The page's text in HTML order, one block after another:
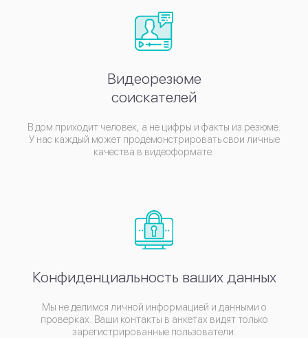
Видеорезюме
соискателей
В дом приходит человек, а не цифры и факты из резюме.
У нас каждый может продемонстрировать свои личные
качества в видеоформате.
Конфиденциальность ваших данных
Мы не делимся личной информацией и данными о
проверках. Ваши контакты в анкетах видят только
зарегистрированные пользователи.